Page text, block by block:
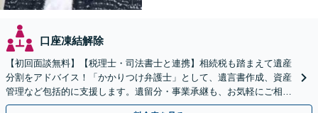
口座凍結解除
【初回面談無料】【税理士・司法書士と連携】相続税も踏まえて遺産
分割をアドバイス！「かかりつけ弁護士」として、遺言書作成、資産
管理など包括的に支援します。遺留分・事業承継も、お気軽にご相談
ください【夜間面談可】【ビデオ面談可】【東梅田駅8分】